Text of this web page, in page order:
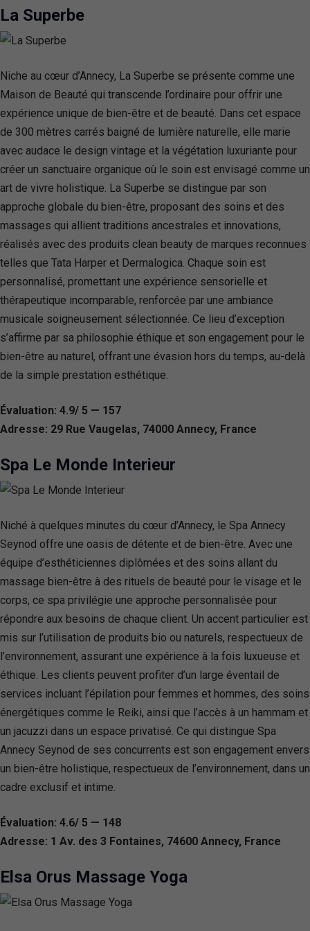
La Superbe
Niche au cœur d’Annecy, La Superbe se présente comme une
Maison de Beauté qui transcende l’ordinaire pour offrir une
expérience unique de bien-être et de beauté. Dans cet espace
de 300 mètres carrés baigné de lumière naturelle, elle marie
avec audace le design vintage et la végétation luxuriante pour
créer un sanctuaire organique où le soin est envisagé comme un
art de vivre holistique. La Superbe se distingue par son
approche globale du bien-être, proposant des soins et des
massages qui allient traditions ancestrales et innovations,
réalisés avec des produits clean beauty de marques reconnues
telles que Tata Harper et Dermalogica. Chaque soin est
personnalisé, promettant une expérience sensorielle et
thérapeutique incomparable, renforcée par une ambiance
musicale soigneusement sélectionnée. Ce lieu d’exception
s’affirme par sa philosophie éthique et son engagement pour le
bien-être au naturel, offrant une évasion hors du temps, au-delà
de la simple prestation esthétique.
Évaluation: 4.9/ 5 — 157
Adresse: 29 Rue Vaugelas, 74000 Annecy, France
Spa Le Monde Interieur
Niché à quelques minutes du cœur d’Annecy, le Spa Annecy
Seynod offre une oasis de détente et de bien-être. Avec une
équipe d’esthéticiennes diplômées et des soins allant du
massage bien-être à des rituels de beauté pour le visage et le
corps, ce spa privilégie une approche personnalisée pour
répondre aux besoins de chaque client. Un accent particulier est
mis sur l’utilisation de produits bio ou naturels, respectueux de
l’environnement, assurant une expérience à la fois luxueuse et
éthique. Les clients peuvent profiter d’un large éventail de
services incluant l’épilation pour femmes et hommes, des soins
énergétiques comme le Reiki, ainsi que l’accès à un hammam et
un jacuzzi dans un espace privatisé. Ce qui distingue Spa
Annecy Seynod de ses concurrents est son engagement envers
un bien-être holistique, respectueux de l’environnement, dans un
cadre exclusif et intime.
Évaluation: 4.6/ 5 — 148
Adresse: 1 Av. des 3 Fontaines, 74600 Annecy, France
Elsa Orus Massage Yoga